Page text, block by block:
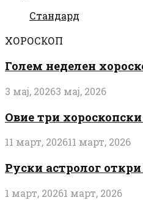
Стандард
ХОРОСКОП
Голем неделен
3 мај, 20263 мај, 2026
Овие три
11 март, 202611 март, 2026
Руски астролог
1 март, 20261 март, 2026